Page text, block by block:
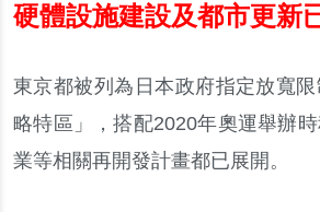
硬體設施建設及都市更新
東京都被列為日本政府指定放寬
略特區 」，搭配2020年奧運舉辦
業等相關再開發計畫都已展開。